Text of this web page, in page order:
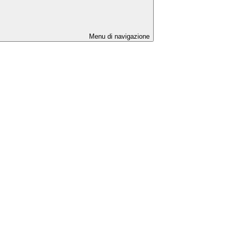
Menu di navigazione